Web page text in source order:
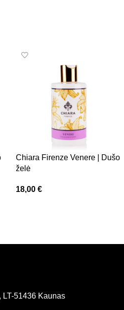
Chiara Firenze Venere | Dušo
želė
18,00 €
LT-51436 Kaunas